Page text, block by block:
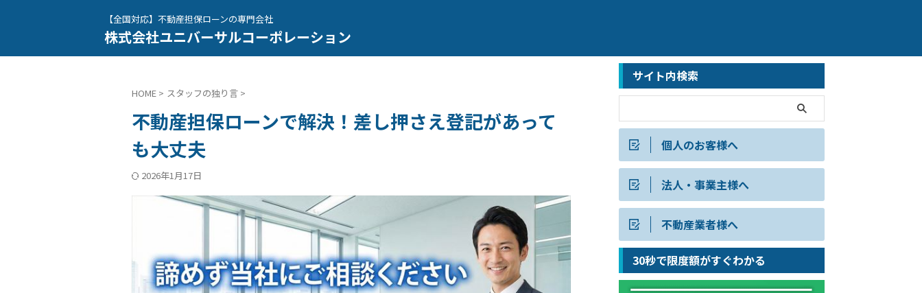
【全国対応】不動産担保ローンの専門会社
株式会社ユニバーサルコーポレーション
HOME > スタッフの独り言 >
不動産担保ローンで解決！差し押さえ登記があって
も大丈夫
2026年1月17日
サイト内検索
個人のお客様へ
法人・事業主様へ
不動産業者様へ
30秒で限度額がすぐわかる